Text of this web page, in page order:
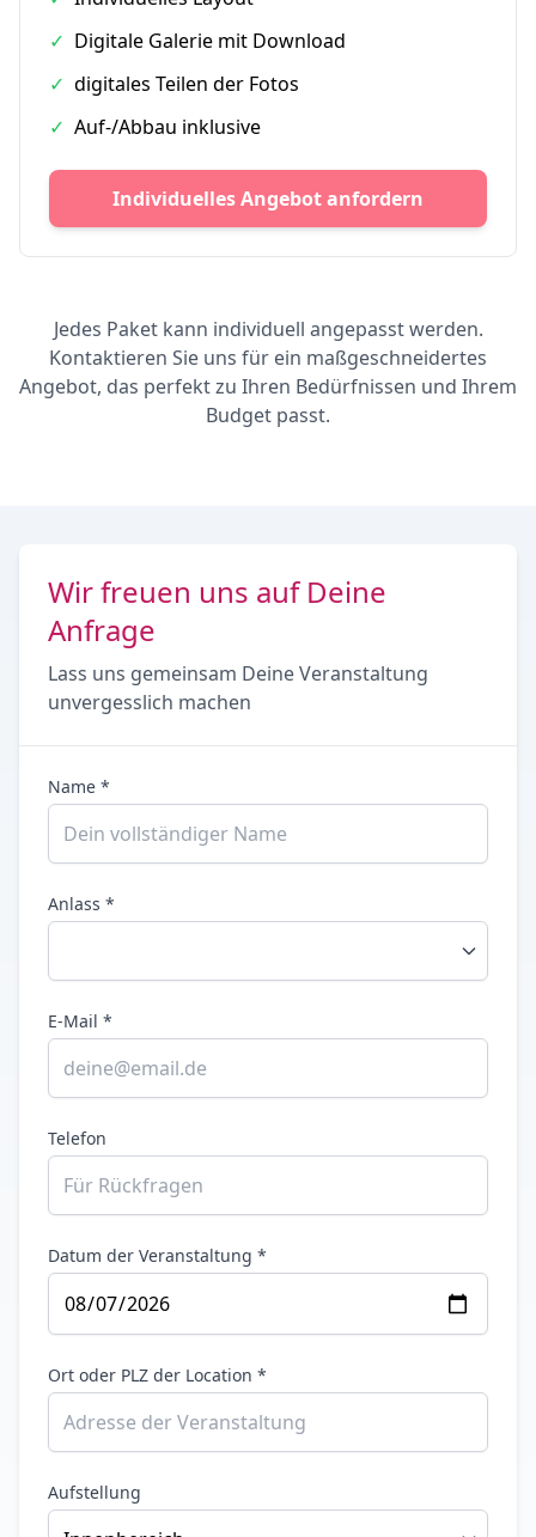
✓ Digitale Galerie mit Download
✓ digitales Teilen der Fotos
✓ Auf-/Abbau inklusive
Individuelles Angebot anfordern
Jedes Paket kann individuell angepasst werden.
Kontaktieren Sie uns für ein maßgeschneidertes
Angebot, das perfekt zu Ihren Bedürfnissen und Ihrem
Budget passt.
Wir freuen uns auf Deine
Anfrage
Lass uns gemeinsam Deine Veranstaltung
unvergesslich machen
Name *
Anlass *
E-Mail *
Telefon
Datum der Veranstaltung *
Ort oder PLZ der Location *
Aufstellung